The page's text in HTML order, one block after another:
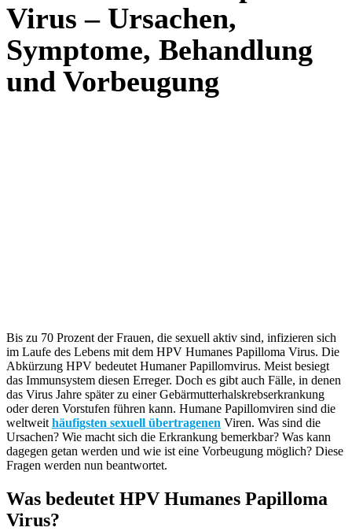
Virus – Ursachen,
Symptome, Behandlung
und Vorbeugung
Bis zu 70 Prozent der Frauen, die sexuell aktiv sind, infizieren sich
im Laufe des Lebens mit dem HPV Humanes Papilloma Virus. Die
Abkürzung HPV bedeutet Humaner Papillomvirus. Meist besiegt
das Immunsystem diesen Erreger. Doch es gibt auch Fälle, in denen
das Virus Jahre später zu einer Gebärmutterhalskrebserkrankung
oder deren Vorstufen führen kann. Humane Papillomviren sind die
weltweit häufigsten sexuell übertragenen Viren. Was sind die
Ursachen? Wie macht sich die Erkrankung bemerkbar? Was kann
dagegen getan werden und wie ist eine Vorbeugung möglich? Diese
Fragen werden nun beantwortet.
Was bedeutet HPV Humanes Papilloma
Virus?